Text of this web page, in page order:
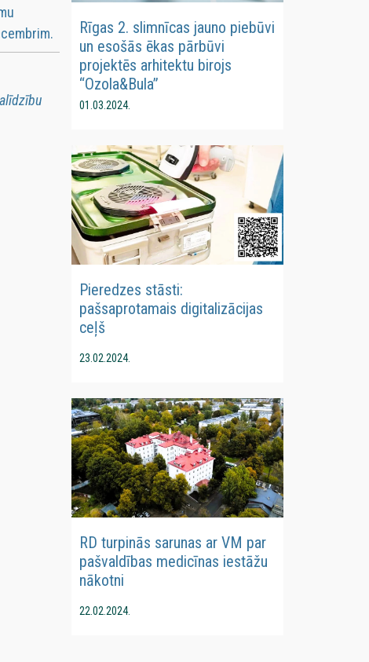
Rīgas 2. slimnīcas jauno piebūvi
un esošās ēkas pārbūvi
projektēs arhitektu birojs
“Ozola&Bula”
01.03.2024.
Pieredzes stāsti:
pašsaprotamais digitalizācijas
ceļš
23.02.2024.
RD turpinās sarunas ar VM par
pašvaldības medicīnas iestāžu
nākotni
22.02.2024.